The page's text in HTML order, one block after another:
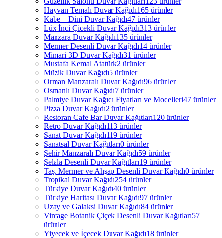
Hayvan Temalı Duvar Kağıdı165 ürünler
Kabe – Dini Duvar Kağıdı47 ürünler
Lüx İnci Çicekli Duvar Kağıdı313 ürünler
Manzara Duvar Kağıdı135 ürünler
Mermer Desenli Duvar Kağıdı14 ürünler
Mimari 3D Duvar Kağıdı31 ürünler
Mustafa Kemal Atatürk2 ürünler
Müzik Duvar Kağıdı5 ürünler
Orman Manzaralı Duvar Kağıdı96 ürünler
Osmanlı Duvar Kağıdı7 ürünler
Palmiye Duvar Kağıdı Fiyatları ve Modelleri47 ürünler
Pizza Duvar Kağıdı2 ürünler
Restoran Cafe Bar Duvar Kağıtları120 ürünler
Retro Duvar Kağıdı113 ürünler
Sanat Duvar Kağıdı119 ürünler
Sanatsal Duvar Kağıtları0 ürünler
Şehir Manzaralı Duvar Kağıdı59 ürünler
Şelala Desenli Duvar Kağıtları19 ürünler
Taş, Mermer ve Ahşap Desenli Duvar Kağıdı0 ürünler
Tropikal Duvar Kağıdı254 ürünler
Türkiye Duvar Kağıdı40 ürünler
Türkiye Haritası Duvar Kağıdı97 ürünler
Uzay ve Galaksi Duvar Kağıdı84 ürünler
Vintage Botanik Çiçek Desenli Duvar Kağıtları57
ürünler
Yiyecek ve İçecek Duvar Kağıdı18 ürünler